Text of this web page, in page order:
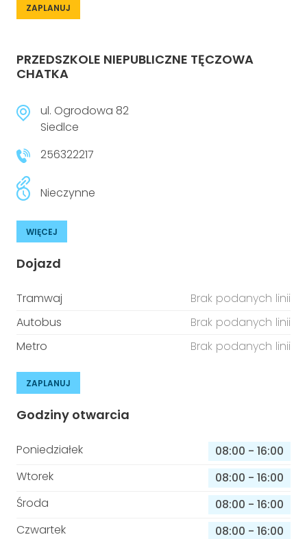
ZAPLANUJ
PRZEDSZKOLE NIEPUBLICZNE TĘCZOWA
CHATKA
ul. Ogrodowa 82
Siedlce
256322217
Nieczynne
WIĘCEJ
Dojazd
Tramwaj
Brak podanych linii
Autobus
Brak podanych linii
Metro
Brak podanych linii
ZAPLANUJ
Godziny otwarcia
Poniedziałek 08:00 - 16:00
Wtorek
08:00 - 16:00
Środa
08:00 - 16:00
Czwartek
08:00 - 16:00